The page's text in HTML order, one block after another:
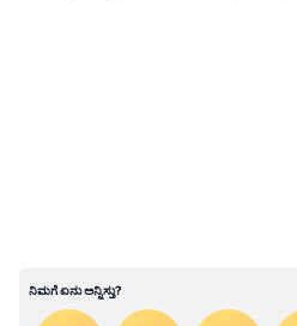
ಪರಮಾಣು ವಿದ್ಯುತ್ ಸ್ಥಾವರ
ಹೇಗೆ. ಅದರಲ್ಲೂ ಬಹುತೇಕ